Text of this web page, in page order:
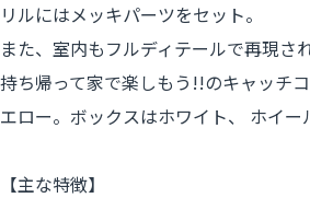
リルにはメッキパーツをセット。
また、室内もフルディテールで再現さ
持ち帰って家で楽しもう!!のキャッチ
エロー。ボックスはホワイト、 ホイー
【主な特徴】